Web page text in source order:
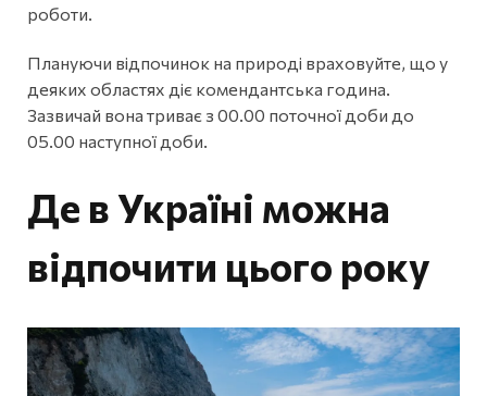
роботи.
Плануючи відпочинок на природі враховуйте, що у
деяких областях діє комендантська година.
Зазвичай вона триває з 00.00 поточної доби до
05.00 наступної доби.
Де в Україні можна
відпочити цього року